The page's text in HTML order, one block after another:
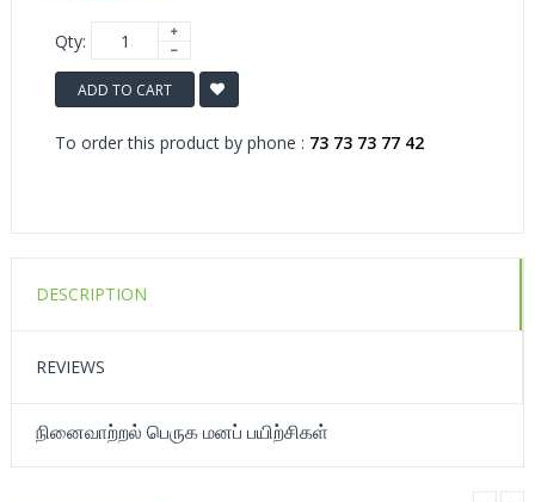
Qty:
ADD TO CART
To order this product by phone : 73 73 73 77 42
DESCRIPTION
REVIEWS
நினைவாற்றல் பெருக மனப் பயிற்சிகள்